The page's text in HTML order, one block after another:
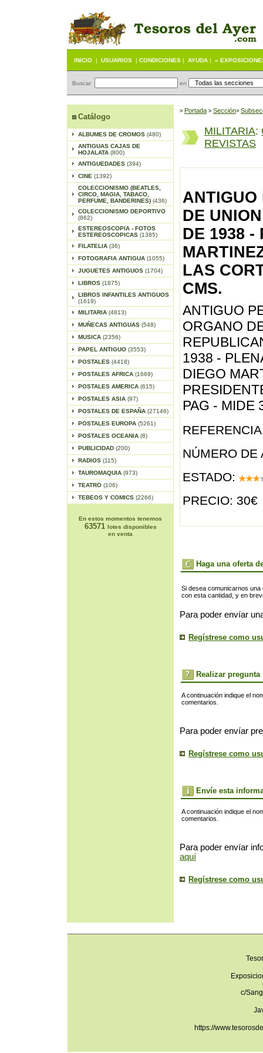
INICIO | USUARIOS | CONDICIONES | AYUDA | «
Buscar en
Catálogo
ALBUMES DE CROMOS (480)
ANTIGUAS CAJAS DE
HOJALATA (800)
ANTIGUEDADES (394)
CINE (1392)
COLECCIONISMO (BEATLES,
CIRCO, MAGIA, TABACO,
PERFUME, BANDERINES) (436)
COLECCIONISMO DEPORTIVO
(862)
ESTEREOSCOPIA - FOTOS
ESTEREOSCOPICAS (1385)
FILATELIA (36)
FOTOGRAFIA ANTIGUA (1055)
JUGUETES ANTIGUOS (1704)
LIBROS (1875)
LIBROS INFANTILES ANTIGUOS
(1619)
MILITARIA (4813)
MUÑECAS ANTIGUAS (548)
MUSICA (2356)
PAPEL ANTIGUO (3553)
POSTALES (4418)
POSTALES AFRICA (1669)
POSTALES AMERICA (615)
POSTALES ASIA (97)
POSTALES DE ESPAÑA (27146)
POSTALES EUROPA (5261)
POSTALES OCEANIA (8)
PUBLICIDAD (200)
RADIOS (115)
TAUROMAQUIA (973)
TEATRO (106)
TEBEOS Y COMICS (2266)
En estos momentos tenemos
63571 lotes disponibles
en venta
> Portada > Sección>
MILITARIA:
REVISTAS
ANTIGUO
DE
DE 1938 -
LAS
CMS.
ANTIGUO
ORGANO
1938 -
DIEGO
PAG - MIDE
NÚMERO DE
ESTADO:
PRECIO: 30€
Haga una oferta
Si desea comunicarnos
con esta cantidad, y en
Para poder envíar
Regístrese como
Realizar pregunta
A continuación indique el
comentarios.
Para poder envíar
Regístrese como
Envíe esta
A continuación indique el
comentarios.
Para poder envíar
aquí
Regístrese como
c/
https://